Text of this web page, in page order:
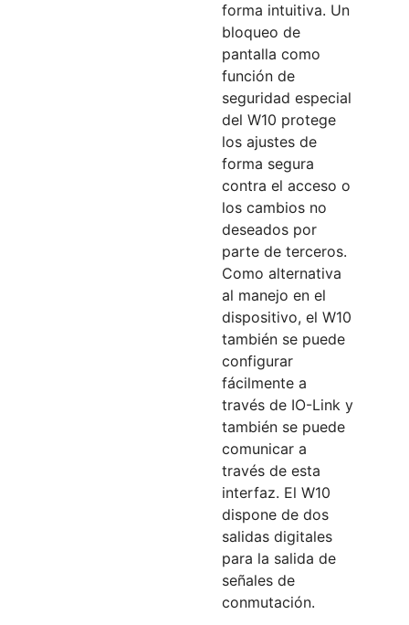
forma intuitiva. Un
bloqueo de
pantalla como
función de
seguridad especial
del W10 protege
los ajustes de
forma segura
contra el acceso o
los cambios no
deseados por
parte de terceros.
Como alternativa
al manejo en el
dispositivo, el W10
también se puede
configurar
fácilmente a
través de IO-Link y
también se puede
comunicar a
través de esta
interfaz. El W10
dispone de dos
salidas digitales
para la salida de
señales de
conmutación.